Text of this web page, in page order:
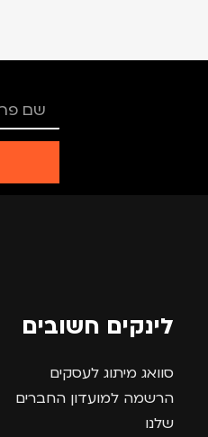
לינקים חשובים
סוואג מיתוג לעסקים
הרשמה למועדון החברים
שלנו